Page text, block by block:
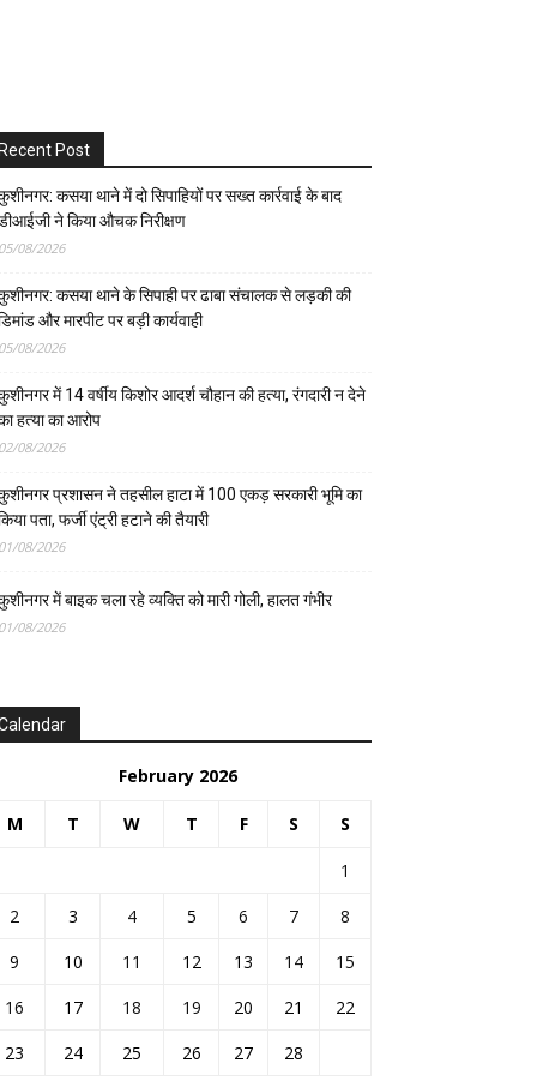
Recent Post
कसया थाने में दो सिपाहियों पर सख्त कार्रवाई के बाद
ने किया औचक निरीक्षण
05/08/2026
कसया थाने के सिपाही पर ढाबा संचालक से लड़की की
और मारपीट पर बड़ी कार्यवाही
05/08/2026
में 14 वर्षीय किशोर आदर्श चौहान की हत्या, रंगदारी न देने
हत्या का आरोप
02/08/2026
प्रशासन ने तहसील हाटा में 100 एकड़ सरकारी भूमि का
पता, फर्जी एंट्री हटाने की तैयारी
01/08/2026
में बाइक चला रहे व्यक्ति को मारी गोली, हालत गंभीर
01/08/2026
February 2026
M T W T F S S
1
2
3 4 5 6 7
8
9
10 11 12 13 14
15
16
17 18 19 20 21
22
23
24 25 26 27
28